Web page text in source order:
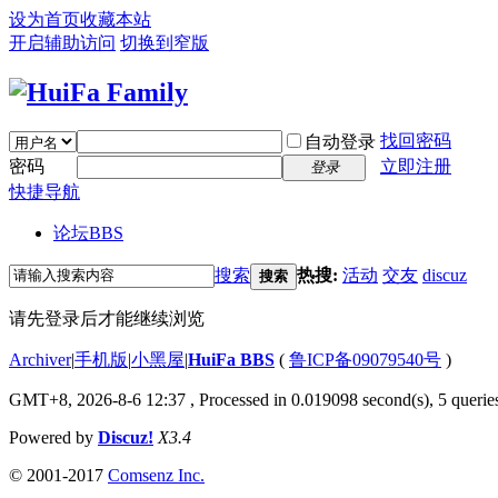
设为首页收藏本站
开启辅助访问 切换到窄版
自动登录 找回密码
密码
登录
立即注册
快捷导航
论坛BBS
搜索 搜索 热搜: 活动 交友 discuz
请先登录后才能继续浏览
Archiver|手机版|小黑屋|HuiFa BBS ( 鲁ICP备09079540号 )
GMT+8, 2026-8-6 12:37 , Processed in 0.019098 second(s), 5
Powered by Discuz! X3.4
© 2001-2017 Comsenz Inc.